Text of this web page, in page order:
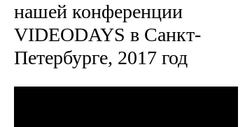
нашей конференции
VIDEODAYS в Санкт-
Петербурге, 2017 год